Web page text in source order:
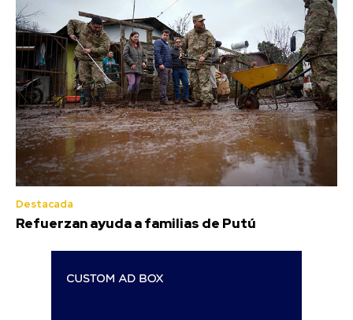
Destacada
Refuerzan ayuda a familias de Putú